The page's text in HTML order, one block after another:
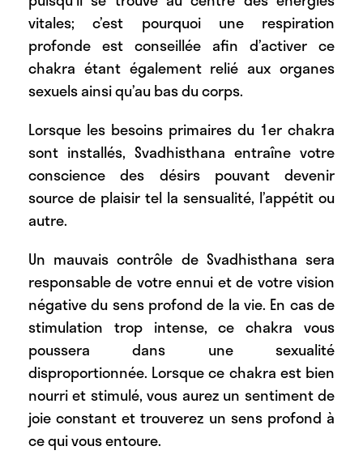
vitales; c’est pourquoi une respiration
profonde est conseillée afin d’activer ce
chakra étant également relié aux organes
sexuels ainsi qu’au bas du corps.
Lorsque les besoins primaires du 1er chakra
sont installés, Svadhisthana entraîne votre
conscience des désirs pouvant devenir
source de plaisir tel la sensualité, l’appétit ou
autre.
Un mauvais contrôle de Svadhisthana sera
responsable de votre ennui et de votre vision
négative du sens profond de la vie. En cas de
stimulation trop intense, ce chakra vous
poussera dans une sexualité
disproportionnée. Lorsque ce chakra est bien
nourri et stimulé, vous aurez un sentiment de
joie constant et trouverez un sens profond à
ce qui vous entoure.